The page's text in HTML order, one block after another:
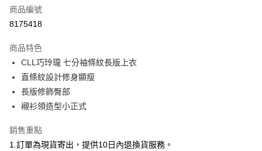
信用卡分期付款
合作金庫商業銀行
華南商業銀行
上海商業儲蓄銀行
國泰世華商業銀行
臺灣中小企業銀行
聯邦商業銀行
元大商業銀行
永豐商業銀行
超商取貨付款
LINE Pay
Apple Pay
悠遊付
商品編號
8175418
商品特色
CLL巧玲瓏 七分袖條紋長版上衣
直條紋設計修身顯瘦
長版修飾臀部
襯衫領造型小正式
銷售重點
1.訂單為現貨寄出，提供10日內退換貨服務。